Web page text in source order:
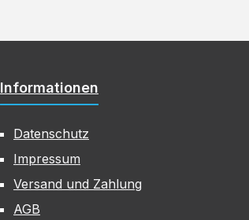
Informationen
Datenschutz
Impressum
Versand und Zahlung
AGB